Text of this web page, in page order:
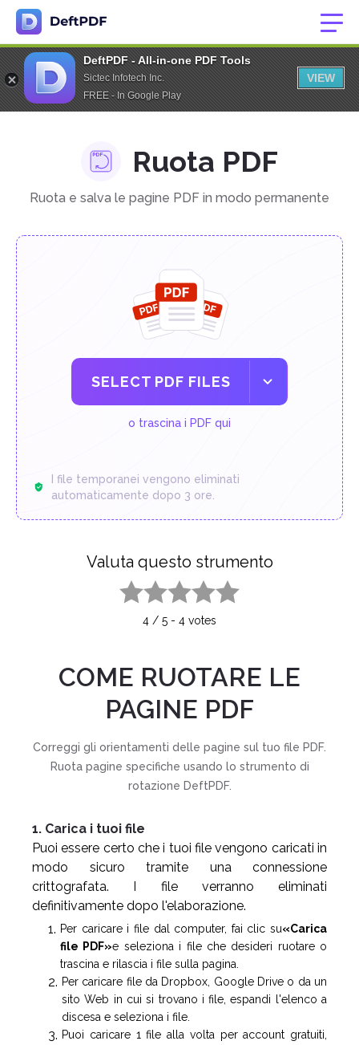
DeftPDF - All-in-one PDF Tools
Sictec Infotech Inc.
FREE - In Google Play
VIEW
Ruota PDF
Ruota e salva le pagine PDF in modo permanente
SELECT PDF FILES
o trascina i PDF qui
I file temporanei vengono eliminati
automaticamente dopo 3 ore.
Valuta questo strumento
4 / 5 - 4 votes
COME RUOTARE LE
PAGINE PDF
Correggi gli orientamenti delle pagine sul tuo file PDF.
Ruota pagine specifiche usando lo strumento di
rotazione DeftPDF.
1. Carica i tuoi file
Puoi essere certo che i tuoi file vengono caricati in
modo sicuro tramite una connessione
crittografata. I file verranno eliminati
definitivamente dopo l'elaborazione.
Per caricare i file dal computer, fai clic su«Carica
file PDF»e seleziona i file che desideri ruotare o
trascina e rilascia i file sulla pagina.
Per caricare file da Dropbox, Google Drive o da un
sito Web in cui si trovano i file, espandi l'elenco a
discesa e seleziona i file.
Puoi caricare 1 file alla volta per account gratuiti,